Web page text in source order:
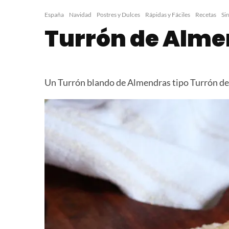
Real
Avena y
España Navidad Postres y Dulces Rápidas y Fáciles Recetas
Turrón de
Un Turrón blando de Almendras tipo Turrón